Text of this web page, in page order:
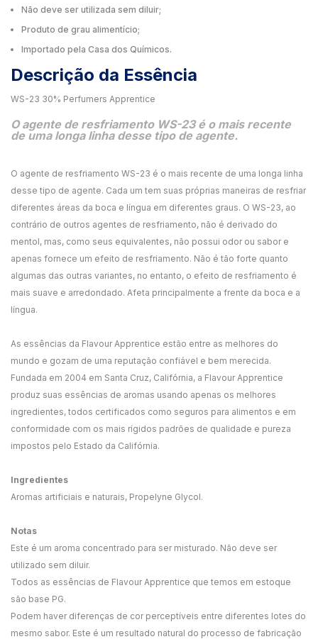
Não deve ser utilizada sem diluir;
Produto de grau alimentício;
Importado pela Casa dos Químicos.
Descrição da Essência
WS-23 30% Perfumers Apprentice
O agente de resfriamento WS-23 é o mais recente
de uma longa linha desse tipo de agente.
O agente de resfriamento WS-23 é o mais recente de uma longa linha
desse tipo de agente. Cada um tem suas próprias maneiras de resfriar
diferentes áreas da boca e língua em diferentes graus. O WS-23, ao
contrário de outros agentes de resfriamento, não é derivado do
mentol, mas, como seus equivalentes, não possui odor ou sabor e
apenas fornece um efeito de resfriamento. Não é tão forte quanto
algumas das outras variantes, no entanto, o efeito de resfriamento é
mais suave e arredondado. Afeta principalmente a frente da boca e a
língua.
As essências da Flavour Apprentice estão entre as melhores do
mundo e gozam de uma reputação confiável e bem merecida.
Fundada em 2004 em Santa Cruz, Califórnia, a Flavour Apprentice
produz suas essências de aromas usando apenas os melhores
ingredientes, todos certificados como seguros para alimentos e em
conformidade com os mais rígidos padrões de qualidade e pureza
impostos pelo Estado da Califórnia.
Ingredientes
Aromas artificiais e naturais, Propelyne Glycol.
Notas
Este é um aroma concentrado para ser misturado. Não deve ser
utilizado sem diluir.
Todos as essências de Flavour Apprentice que temos em estoque
são base PG.
Podem haver diferenças de cor perceptíveis entre diferentes lotes do
mesmo sabor. Este é um resultado natural do processo de fabricação